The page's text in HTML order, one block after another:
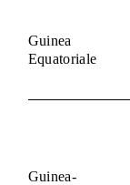
Guinea
Equatoriale
Guinea-